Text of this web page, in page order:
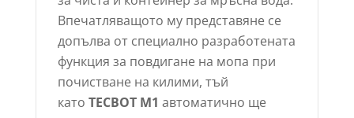
Впечатляващото му представяне се
допълва от специално разработената
функция за повдигане на мопа при
почистване на килими, тъй
като TECBOT M1 автоматично ще